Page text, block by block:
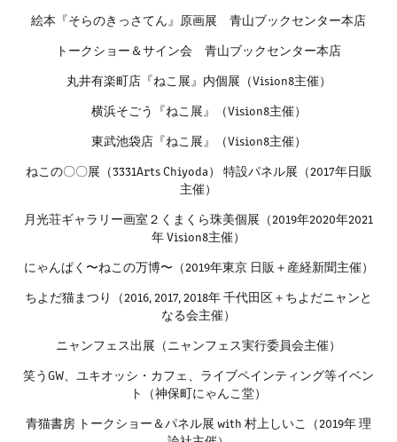
絵本『そらのきっさてん』原画展 青山ブックセンター本店
トークショー＆サイン会 青山ブックセンター本店
丸井有楽町店『ねこ展』内個展（Vision8主催）
横浜そごう『ねこ展』（Vision8主催）
東武池袋店『ねこ展』（Vision8主催）
ねこの〇〇展（3331Arts Chiyoda） 特設パネル展（2017年日販
主催）
月光荘ギャラリー画室２くまくら珠美個展（2019年2020年2021
年 Vision8主催）
にゃんぱく〜ねこの万博〜（2019年東京 日販＋産経新聞主催）
ちよだ猫まつり（2016, 2017, 2018年 千代田区＋ちよだニャンと
なる会主催）
ニャンフェス出展（ニャンフェス実行委員会主催）
笑うGW、ユキオッシ・カフェ、ライブペインティング等イベン
ト（神保町にゃんこ堂）
青猫書房 トークショー＆パネル展 with 村上しいこ（2019年 理